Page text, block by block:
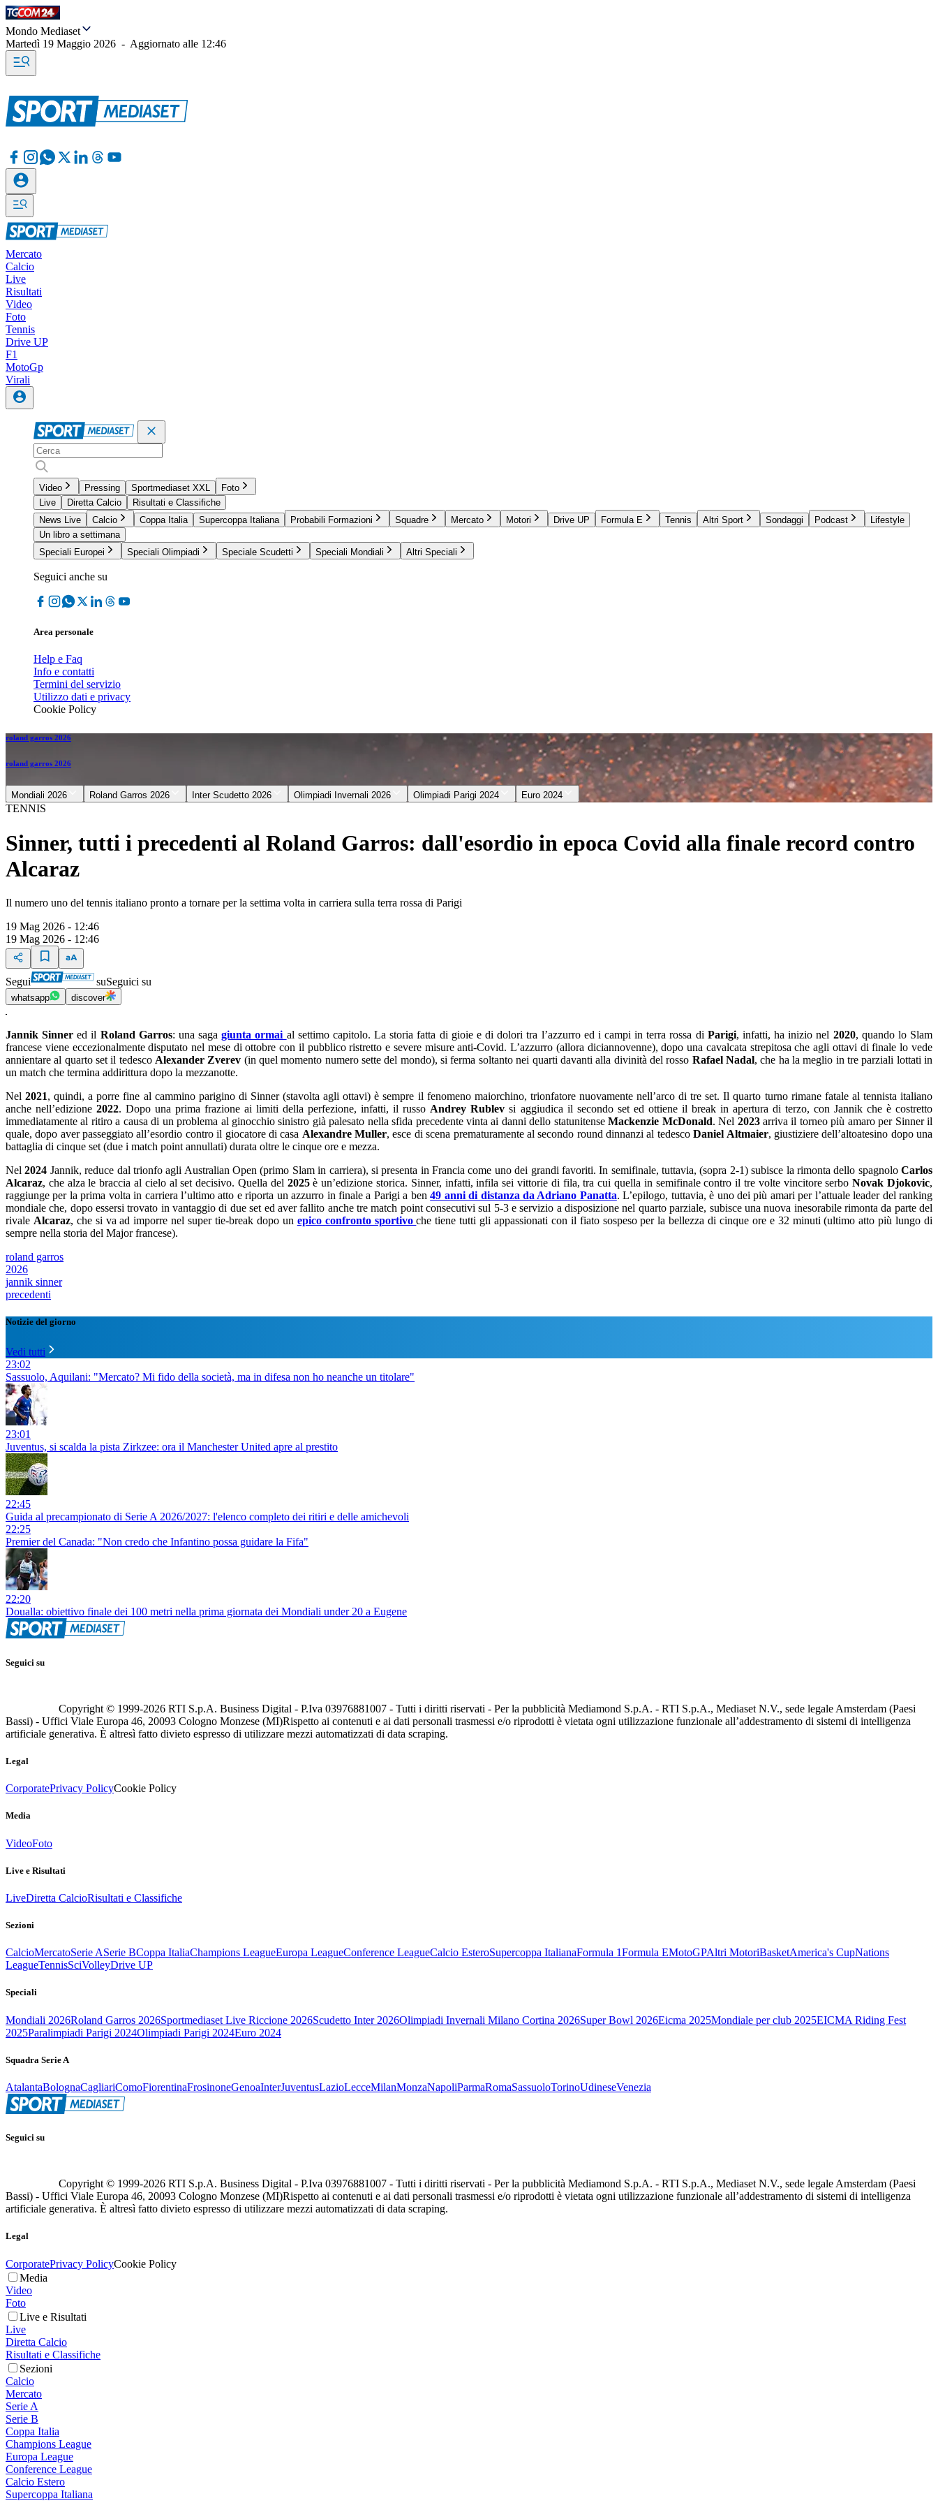
Mondo Mediaset
Martedì 19 Maggio 2026 - Aggiornato alle 12:46
Mercato
Calcio
Live
Risultati
Video
Foto
Tennis
Drive UP
F1
MotoGp
Virali
Video Pressing Sportmediaset XXL
Foto
Live
Diretta Calcio
Risultati e Classifiche
News Live
Calcio Coppa Italia Supercoppa Italiana Probabili Formazioni Squadre Mercato Motori Drive UP Formula E Tennis Altri Sport Sondaggi Podcast
Lifestyle
Un libro a settimana
Speciali Europei
Speciali Olimpiadi Speciale Scudetti Speciali Mondiali Altri Speciali
Seguici anche su
Area personale
Help e Faq
Info e contatti
Termini del servizio
Utilizzo dati e privacy
Cookie Policy
roland garros 2026
roland garros 2026
Mondiali 2026 Roland Garros 2026 Inter Scudetto 2026 Olimpiadi Invernali 2026 Olimpiadi Parigi 2024 Euro 2024
TENNIS
Sinner, tutti i precedenti al Roland Garros: dall'esordio in epoca Covid alla finale record contro
Alcaraz
Il numero uno del tennis italiano pronto a tornare per la settima volta in carriera sulla terra rossa di Parigi
19 Mag 2026 - 12:46
19 Mag 2026 - 12:46
Segui suSeguici su
whatsapp discover
Jannik Sinnered il Roland Garros: una sagagiunta ormai al settimo capitolo. La storia fatta di gioie e di dolori tra l’azzurro ed i campi in terra rossa di Parigi, infatti, ha inizio nel 2020, quando lo Slam
francese viene eccezionalmente disputato nel mese di ottobre con il pubblico ristretto e severe misure anti-Covid. L’azzurro (allora diciannovenne), dopo una cavalcata strepitosa che agli ottavi di finale lo vede
annientare al quarto set il tedesco Alexander Zverev (in quel momento numero sette del mondo), si ferma soltanto nei quarti davanti alla divinità del rosso Rafael Nadal, che ha la meglio in tre parziali lottati in
un match che termina addirittura dopo la mezzanotte.
Nel2021, quindi, a porre fine al cammino parigino di Sinner (stavolta agli ottavi) è sempre il fenomeno maiorchino, trionfatore nuovamente nell’arco di tre set. Il quarto turno rimane fatale al tennista italiano
anche nell’edizione2022. Dopo una prima frazione ai limiti della perfezione, infatti, il russo Andrey Rublev si aggiudica il secondo set ed ottiene il break in apertura di terzo, con Jannik che è costretto
immediatamente al ritiro a causa di un problema al ginocchio sinistro già palesato nella sfida precedente vinta ai danni dello statunitenseMackenzie McDonald. Nel 2023 arriva il torneo più amaro per Sinner il
quale, dopo aver passeggiato all’esordio contro il giocatore di casa Alexandre Muller, esce di scena prematuramente al secondo round dinnanzi al tedescoDaniel Altmaier, giustiziere dell’altoatesino dopo una
battaglia di cinque set (due i match point annullati) durata oltre le cinque ore e mezza.
Nel2024 Jannik, reduce dal trionfo agli Australian Open (primo Slam in carriera), si presenta in Francia come uno dei grandi favoriti. In semifinale, tuttavia, (sopra 2-1) subisce la rimonta dello spagnolo Carlos
Alcaraz, che alza le braccia al cielo al set decisivo. Quella del 2025è un’edizione storica. Sinner, infatti, infila sei vittorie di fila, tra cui quella in semifinale contro il tre volte vincitore serboNovak Djokovic,
raggiunge per la prima volta in carriera l’ultimo atto e riporta un azzurro in finale a Parigi a ben49 anni di distanza da Adriano Panatta. L’epilogo, tuttavia, è uno dei più amari per l’attuale leader del ranking
mondiale che, dopo essersi trovato in vantaggio di due set ed aver fallito anche tre match point consecutivi sul 5-3 e servizio a disposizione nel quarto parziale, subisce una nuova inesorabile rimonta da parte del
rivale Alcaraz, che si va ad imporre nel super tie-break dopo un epico confronto sportivoche tiene tutti gli appassionati con il fiato sospeso per la bellezza di cinque ore e 32 minuti (ultimo atto più lungo di
sempre nella storia del Major francese).
roland garros
2026
jannik sinner
precedenti
Notizie del giorno
Vedi tutti
23:02
Sassuolo, Aquilani: "Mercato? Mi fido della società, ma in difesa non ho neanche un titolare"
23:01
Juventus, si scalda la pista Zirkzee: ora il Manchester United apre al prestito
22:45
Guida al precampionato di Serie A 2026/2027: l'elenco completo dei ritiri e delle amichevoli
22:25
Premier del Canada: "Non credo che Infantino possa guidare la Fifa"
22:20
Doualla: obiettivo finale dei 100 metri nella prima giornata dei Mondiali under 20 a Eugene
Seguici su
Copyright © 1999-2026 RTI S.p.A. Business Digital - P.Iva 03976881007 - Tutti i diritti riservati - Per la pubblicità Mediamond S.p.A. - RTI S.p.A., Mediaset N.V., sede legale Amsterdam (Paesi
Bassi) - Uffici Viale Europa 46, 20093 Cologno Monzese (MI)Rispetto ai contenuti e ai dati personali trasmessi e/o riprodotti è vietata ogni utilizzazione funzionale all’addestramento di sistemi di intelligenza
artificiale generativa. È altresì fatto divieto espresso di utilizzare mezzi automatizzati di data scraping.
Legal
CorporatePrivacy PolicyCookie Policy
Media
VideoFoto
Live e Risultati
LiveDiretta CalcioRisultati e Classifiche
Sezioni
CalcioMercatoSerie ASerie BCoppa ItaliaChampions LeagueEuropa LeagueConference LeagueCalcio EsteroSupercoppa ItalianaFormula 1Formula EMotoGPAltri MotoriBasketAmerica's CupNations
LeagueTennisSciVolleyDrive UP
Speciali
Mondiali 2026Roland Garros 2026Sportmediaset Live Riccione 2026Scudetto Inter 2026Olimpiadi Invernali Milano Cortina 2026Super Bowl 2026Eicma 2025Mondiale per club 2025EICMA Riding Fest
2025Paralimpiadi Parigi 2024Olimpiadi Parigi 2024Euro 2024
Squadra Serie A
AtalantaBolognaCagliariComoFiorentinaFrosinoneGenoaInterJuventusLazioLecceMilanMonzaNapoliParmaRomaSassuoloTorinoUdineseVenezia
Seguici su
Copyright © 1999-2026 RTI S.p.A. Business Digital - P.Iva 03976881007 - Tutti i diritti riservati - Per la pubblicità Mediamond S.p.A. - RTI S.p.A., Mediaset N.V., sede legale Amsterdam (Paesi
Bassi) - Uffici Viale Europa 46, 20093 Cologno Monzese (MI)Rispetto ai contenuti e ai dati personali trasmessi e/o riprodotti è vietata ogni utilizzazione funzionale all’addestramento di sistemi di intelligenza
artificiale generativa. È altresì fatto divieto espresso di utilizzare mezzi automatizzati di data scraping.
Legal
CorporatePrivacy PolicyCookie Policy
Media
Video
Foto
Live e Risultati
Live
Diretta Calcio
Risultati e Classifiche
Sezioni
Calcio
Mercato
Serie A
Serie B
Coppa Italia
Champions League
Europa League
Conference League
Calcio Estero
Supercoppa Italiana